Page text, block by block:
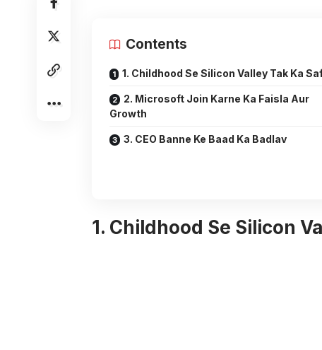
Contents
1. Childhood Se Silicon Valley Tak Ka
2. Microsoft Join Karne Ka Faisla Aur
Growth
3. CEO Banne Ke Baad Ka Badlav
1. Childhood Se Silicon